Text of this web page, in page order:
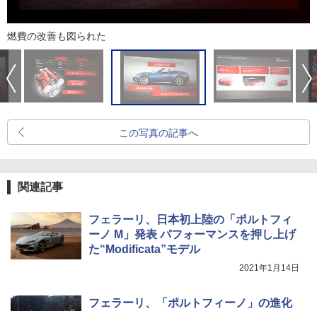
燃費の改善も図られた
この写真の記事へ
関連記事
フェラーリ、日本初上陸の「ポルトフィ
ーノ M」発表 パフォーマンスを押し上げ
た“Modificata”モデル
2021年1月14日
フェラーリ、「ポルトフィーノ」の進化